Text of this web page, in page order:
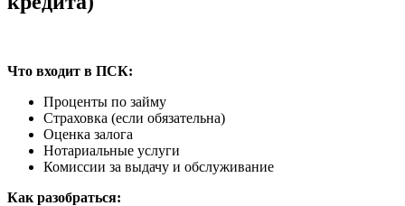
Что входит в ПСК:
Проценты по займу
Страховка (если обязательна)
Оценка залога
Нотариальные услуги
Комиссии за выдачу и обслуживание
Как разобраться: